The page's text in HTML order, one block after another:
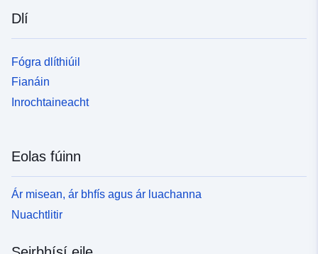
Dlí
Fógra dlíthiúil
Fianáin
Inrochtaineacht
Eolas fúinn
Ár misean, ár bhfís agus ár luachanna
Nuachtlitir